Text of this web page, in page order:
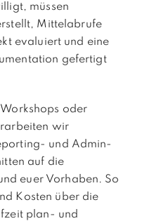
müssen
Mittelabrufe
evaluiert und eine
gefertigt
oder
wir
und Admin-
auf die
euer Vorhaben. So
Kosten über die
plan- und